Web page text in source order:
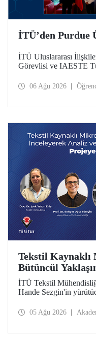
İTÜ’den Purdue
İTÜ Uluslararası
Görevlisi ve IAESTE
Temmuz tarihlerinde
06 Ağu 2026
Tekstil Kaynaklı
Bütüncül
Azaltım
TÜBİTAK
İTÜ Tekstil
Hande Sezgin'in
Koşullarına Bağlı
05 Ağu 2026